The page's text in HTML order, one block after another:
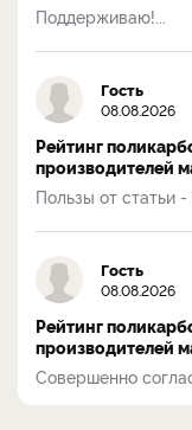
Поддерживаю!...
Гость
08.08.2026
Рейтинг
производителей
Пользы от статьи
Гость
08.08.2026
Рейтинг
производителей
Совершенно